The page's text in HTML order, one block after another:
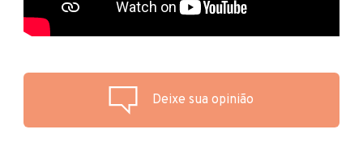
Deixe sua opinião